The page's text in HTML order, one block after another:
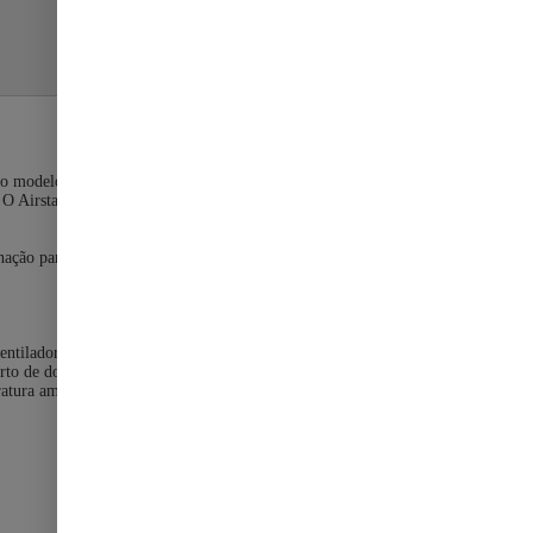
alcançou valor de IDRS (Índice de Desempenho de
Airstage conta com refrigerante R-32, que é amigo do meio
para fácil operação. Além disso, dispõe de uma operação
de dormir.
ambiente e transmitir o sinal de volta para a unidade, que